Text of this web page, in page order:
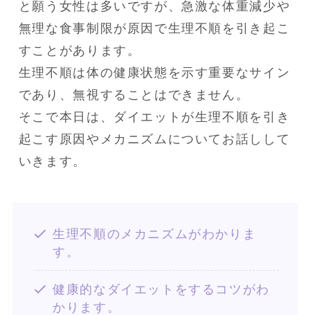
と願う女性は多いですが、急激な体重減少や
無理な食事制限が原因で生理不順を引き起こ
すことがあります。
生理不順は体の健康状態を示す重要なサイン
であり、無視することはできません。
そこで本日は、ダイエットが生理不順を引き
起こす原因やメカニズムについてお話しして
いきます。
生理不順のメカニズムがわかりま
す。
健康的なダイエットをするコツがわ
かります。